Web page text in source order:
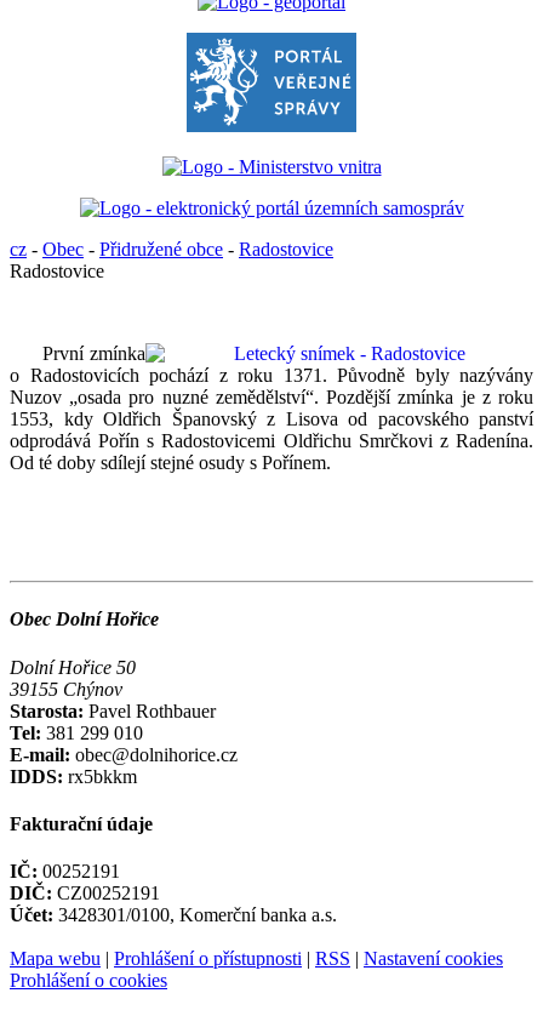
cz - Obec - Přidružené obce - Radostovice
Radostovice
První zmínka
o Radostovicích pochází z roku 1371. Původně byly nazývány
Nuzov „osada pro nuzné zemědělství“. Pozdější zmínka je z roku
1553, kdy Oldřich Španovský z Lisova od pacovského panství
odprodává Pořín s Radostovicemi Oldřichu Smrčkovi z Radenína.
Od té doby sdílejí stejné osudy s Pořínem.
Obec Dolní Hořice
Dolní Hořice 50
39155 Chýnov
Starosta: Pavel Rothbauer
Tel: 381 299 010
E-mail: obec@dolnihorice.cz
IDDS: rx5bkkm
Fakturační údaje
IČ: 00252191
DIČ: CZ00252191
Účet: 3428301/0100, Komerční banka a.s.
Mapa webu | Prohlášení o přístupnosti | RSS | Nastavení cookies
Prohlášení o cookies